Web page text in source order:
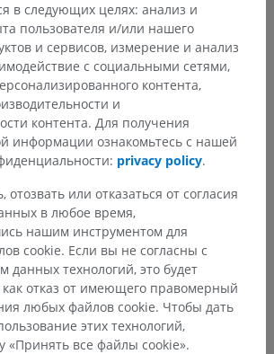
в следующих целях: анализ и
пользователя и/или нашего
и сервисов, измерение и анализ
с социальными сетями,
контента,
и
контента. Для получения
информации ознакомьтесь с нашей
privacy policy.
или отказаться от согласия
в любое время,
нашим инструментом для
cookie. Если вы не согласны с
данных технологий, это будет
как отказ от имеющего правомерный
любых файлов cookie. Чтобы дать
этих технологий,
«Принять все файлы cookie».